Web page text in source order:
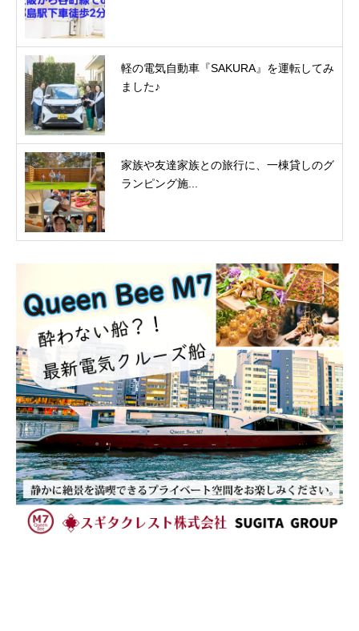
軽の電気自動車『SAKURA』を運転してみ
ました♪
家族や友達家族との旅行に、一棟貸しのグ
ランピング施...